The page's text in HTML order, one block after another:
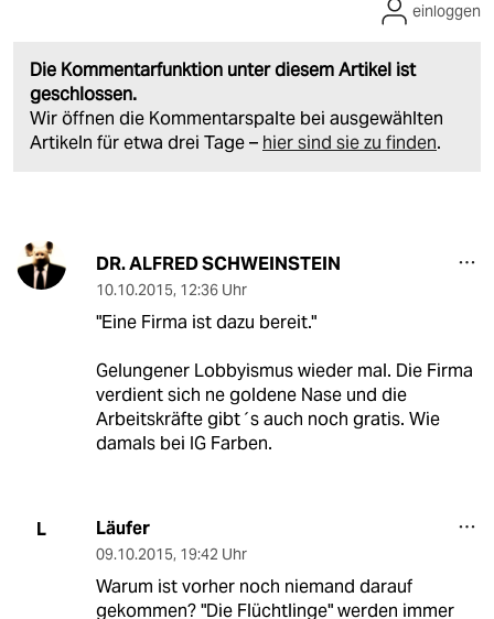
Die Kommentarfunktion unter diesem Artikel ist
geschlossen.
Wir öffnen die Kommentarspalte bei ausgewählten
Artikeln für etwa drei Tage – hier sind sie zu finden.
einloggen
DR. ALFRED SCHWEINSTEIN
10.10.2015, 12:36 Uhr
"Eine Firma ist dazu bereit."
Gelungener Lobbyismus wieder mal. Die Firma
verdient sich ne goldene Nase und die
Arbeitskräfte gibt´s auch noch gratis. Wie
damals bei IG Farben.
L Läufer
09.10.2015, 19:42 Uhr
Warum ist vorher noch niemand darauf
gekommen? "Die Flüchtlinge" werden immer